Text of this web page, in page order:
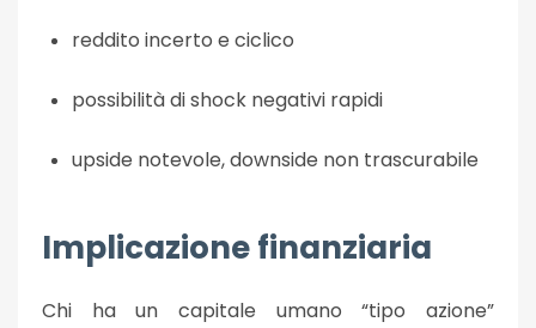
reddito incerto e ciclico
possibilità di shock negativi rapidi
upside notevole, downside non trascurabile
Implicazione finanziaria
Chi ha un capitale umano “tipo azione”